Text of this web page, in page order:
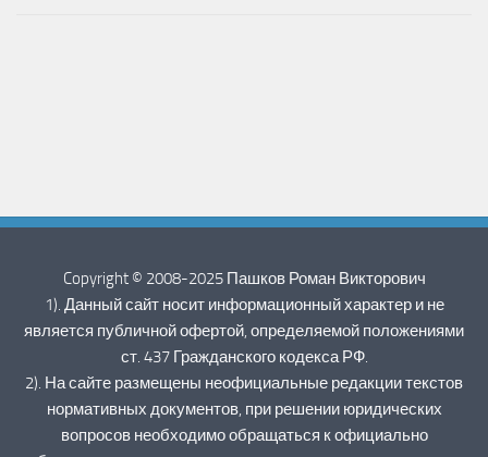
Copyright © 2008-2025 Пашков Роман Викторович
1). Данный сайт носит информационный характер и не
является публичной офертой, определяемой положениями
ст. 437 Гражданского кодекса РФ.
2). На сайте размещены неофициальные редакции текстов
нормативных документов, при решении юридических
вопросов необходимо обращаться к официально